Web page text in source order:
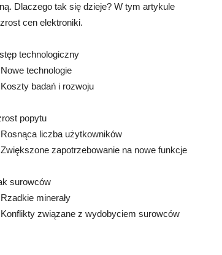
Dlaczego tak się dzieje? W tym artykule
cen elektroniki.
technologiczny
technologie
badań i rozwoju
popytu
liczba użytkowników
zapotrzebowanie na nowe funkcje
surowców
minerały
związane z wydobyciem surowców